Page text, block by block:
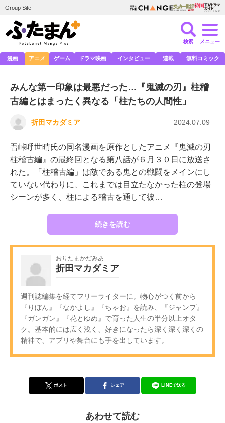
Group Site
検索 メニュー
漫画 アニメ ゲーム ドラマ映画 インタビュー 連載 無料コミック
みんな第一印象は最悪だった…『鬼滅の刃』柱稽
古編とはまったく異なる「柱たちの人間性」
折田マカダミア 2024.07.09
吾峠呼世晴氏の同名漫画を原作としたアニメ『鬼滅の刃
柱稽古編』の最終回となる第八話が６月３０日に放送さ
れた。「柱稽古編」は敵である鬼との戦闘をメインにし
ていない代わりに、これまでは目立たなかった柱の登場
シーンが多く、柱による稽古を通して彼…
続きを読む
おりたまかだみあ
折田マカダミア
週刊誌編集を経てフリーライターに。物心がつく前から
『りぼん』『なかよし』『ちゃお』を読み、『ジャンプ』
『ガンガン』『花とゆめ』で育った人生の半分以上オタ
ク。基本的には広く浅く、好きになったら深く深く深くの
精神で、アプリや舞台にも手を出しています。
ポスト シェア LINEで送る
あわせて読む